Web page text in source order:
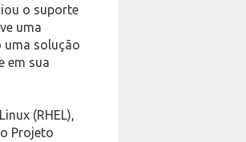
o suporte
uma
uma solução
em sua
(RHEL),
Projeto